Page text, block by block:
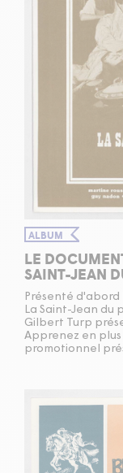
ALBUM
LE
SAINT-JEAN
Présenté
La Saint-Jean du
Gilbert Turp
Apprenez en
promotionnel